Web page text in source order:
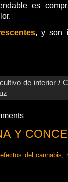
es
, y son
cultivo de interior /
luz
Y
efectos del cannabis,